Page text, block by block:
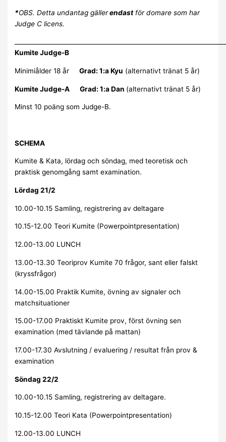
*OBS. Detta undantag gällerendastför domare som har
Judge C licens.
Kumite Judge-B
Minimiålder 18 årGrad: 1:a Kyu (alternativt tränat 5 år)
Kumite Judge-A Grad: 1:a Dan (alternativt tränat 5 år)
Minst 10 poäng som Judge-B.
SCHEMA
Kumite & Kata, lördag och söndag, med teoretisk och
praktisk genomgång samt examination.
Lördag 21/2
10.00-10.15 Samling, registrering av deltagare
10.15-12.00 Teori Kumite (Powerpointpresentation)
12.00-13.00 LUNCH
13.00-13.30 Teoriprov Kumite 70 frågor, sant eller falskt
(kryssfrågor)
14.00-15.00 Praktik Kumite, övning av signaler och
matchsituationer
15.00-17.00 Praktiskt Kumite prov, först övning sen
examination (med tävlande på mattan)
17.00-17.30 Avslutning / evaluering / resultat från prov &
examination
Söndag 22/2
10.00-10.15 Samling, registrering av deltagare.
10.15-12.00 Teori Kata (Powerpointpresentation)
12.00-13.00 LUNCH